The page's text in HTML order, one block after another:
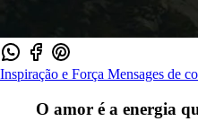
Inspiração e Força Mensages de
O amor é a energia